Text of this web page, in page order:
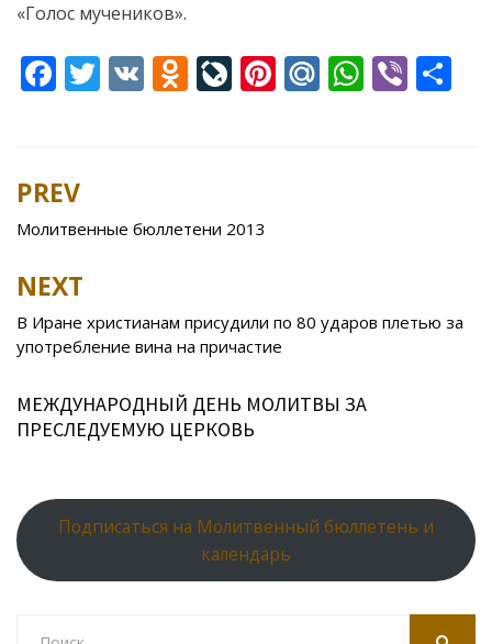
«Голос мучеников».
F
b
o
o
k
T V O
kl
as
ni
ki
Li
u
r
al
Pi M W Vi
Post
navigation
PREV
Молитвенные бюллетени 2013
NEXT
В Иране христианам присудили по 80 ударов плетью за
употребление вина на причастие
МЕЖДУНАРОДНЫЙ ДЕНЬ МОЛИТВЫ ЗА
ПРЕСЛЕДУЕМУЮ ЦЕРКОВЬ
Подписаться на Молитвенный бюллетень и
календарь